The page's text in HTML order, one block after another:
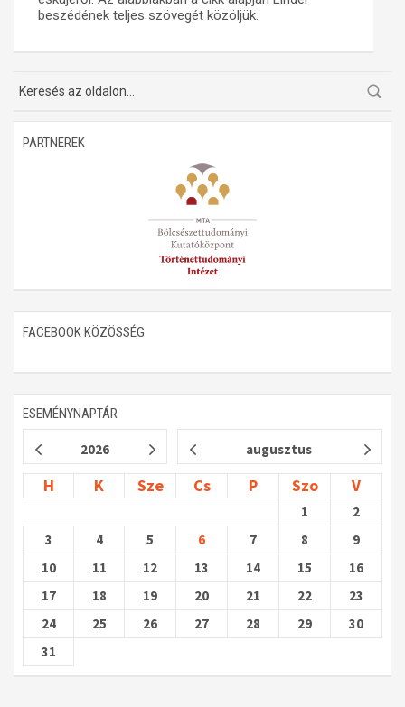
beszédének teljes szövegét közöljük.
PARTNEREK
FACEBOOK KÖZÖSSÉG
ESEMÉNYNAPTÁR
2026 augusztus
H K Sze Cs P Szo V
1
2
3
4 5 6 7 8
9
10
11 12 13 14 15
16
17
18 19 20 21 22
23
24
25 26 27 28 29
30
31